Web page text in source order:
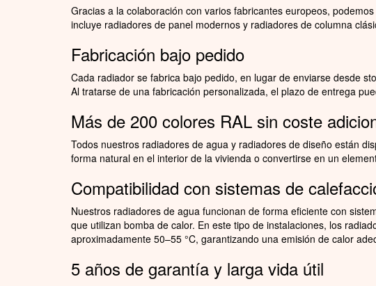
Gracias a la colaboración con varios fabricantes europeos,
incluye radiadores de panel modernos y radiadores de columna
Fabricación bajo pedido
Cada radiador se fabrica bajo pedido, en lugar de enviarse desde
Al tratarse de una fabricación personalizada, el plazo de entrega
Más de 200 colores RAL sin coste
Todos nuestros radiadores de agua y radiadores de diseño están
forma natural en el interior de la vivienda o convertirse en un
Compatibilidad con sistemas de
Nuestros radiadores de agua funcionan de forma eficiente con
que utilizan bomba de calor. En este tipo de instalaciones, los
aproximadamente 50–55 °C, garantizando una emisión de calor
5 años de garantía y larga vida útil